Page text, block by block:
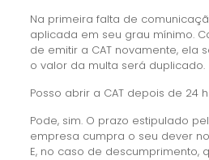
Na primeira falta de
aplicada em seu grau mínimo.
de emitir a CAT novamente, ela
o valor da multa será duplicado.
Posso abrir a CAT depois de 24
Pode, sim. O prazo estipulado
empresa cumpra o seu dever
E, no caso de descumprimento,